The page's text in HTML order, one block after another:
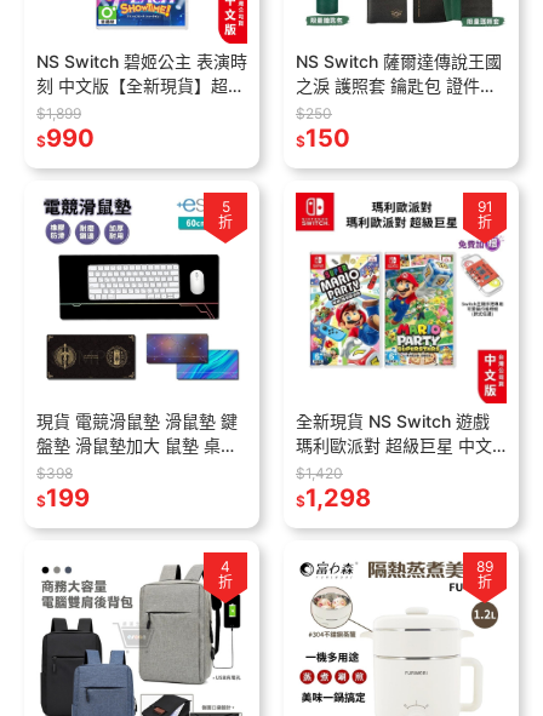
NS Switch 碧姬公主 表演時
刻 中文版【全新現貨】超級
瑪利歐 遊戲片 Princess
Peach 瑪利歐
$1,899
$990
NS Switch 薩爾達傳說王國
之淚 護照套 鑰匙包 證件套
【esoon】現貨 王國之淚 限
定版特典 曠野之息 周邊
$250
$150
5
折
現貨 電競滑鼠墊 滑鼠墊 鍵
盤墊 滑鼠墊加大 鼠墊 桌墊
遊戲滑鼠墊 精密鎖邊桌墊
學生桌墊
$398
$199
91
折
全新現貨 NS Switch 遊戲
瑪利歐派對 超級巨星 中文
版【esoon】瑪利歐派對
mario party 瑪莉歐
$1,420
$1,298
4
折
89
折